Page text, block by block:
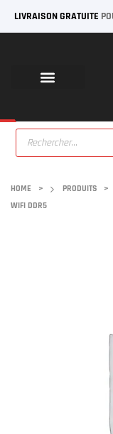
LIVRAISON GRATUITE
HOME > PRODUITS >
WIFI DDR5